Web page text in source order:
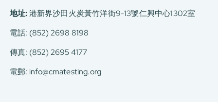
地址:港新界沙田火炭黃竹洋街9-13號仁興中心1302室
電話: (852) 2698 8198
傳真: (852) 2695 4177
電郵: info@cmatesting.org